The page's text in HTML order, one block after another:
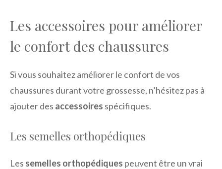
Les accessoires pour améliorer
le confort des chaussures
Si vous souhaitez améliorer le confort de vos
chaussures durant votre grossesse, n’hésitez pas à
ajouter des accessoires spécifiques.
Les semelles orthopédiques
Les semelles orthopédiques peuvent être un vrai